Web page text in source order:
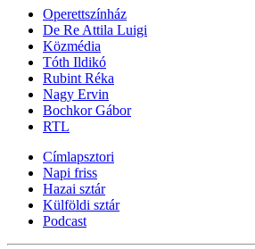
Operettszínház
De Re Attila Luigi
Közmédia
Tóth Ildikó
Rubint Réka
Nagy Ervin
Bochkor Gábor
RTL
Címlapsztori
Napi friss
Hazai sztár
Külföldi sztár
Podcast